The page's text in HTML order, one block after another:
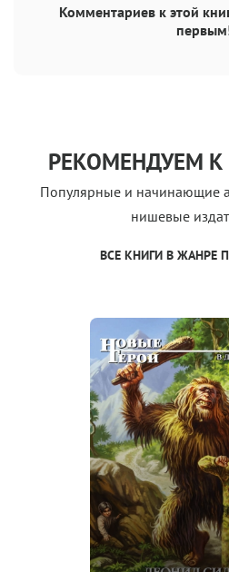
Комментариев к этой
РЕКОМЕНДУЕМ
Популярные и начинающие
нишевые
ВСЕ КНИГИ В ЖАНРЕ